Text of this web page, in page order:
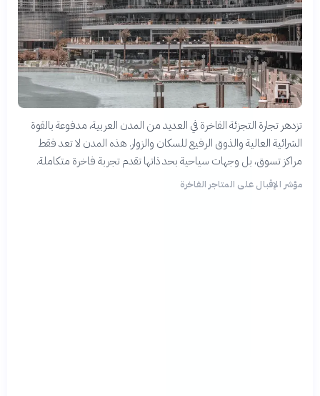
تزدهر تجارة التجزئة الفاخرة في العديد من المدن العربية، مدفوعة بالقوة
الشرائية العالية والذوق الرفيع للسكان والزوار. هذه المدن لا تعد فقط
مراكز تسوق، بل وجهات سياحية بحد ذاتها تقدم تجربة فاخرة متكاملة.
مؤشر الإقبال على المتاجر الفاخرة